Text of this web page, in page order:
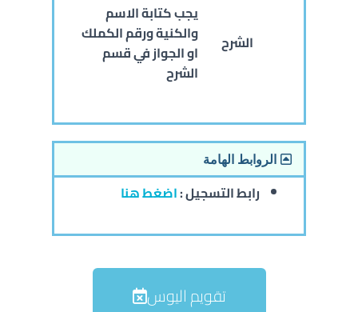
الشرح
يجب كتابة الاسم
والكنية ورقم الكملك
او الجواز في قسم
الشرح
الروابط الهامة
رابط التسجيل :اضغط هنا
تقويم اليوس